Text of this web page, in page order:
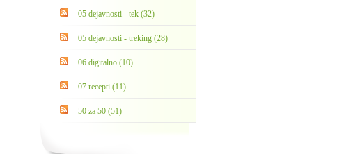
05 dejavnosti - tek (32)
05 dejavnosti - treking (28)
06 digitalno (10)
07 recepti (11)
50 za 50 (51)